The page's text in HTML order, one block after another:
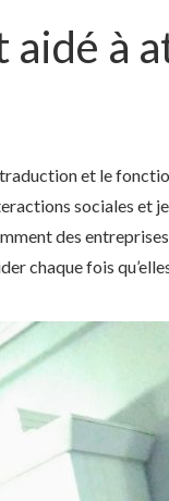
aidé à
et le
sociales et
des entreprises
chaque fois